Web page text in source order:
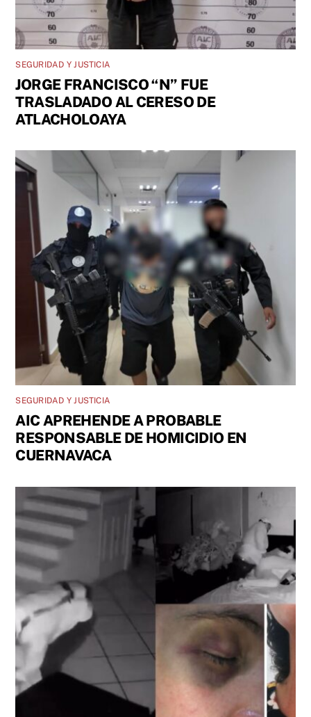
SEGURIDAD Y JUSTICIA
JORGE FRANCISCO “N” FUE
TRASLADADO AL CERESO DE
ATLACHOLOAYA
SEGURIDAD Y JUSTICIA
AIC APREHENDE A PROBABLE
RESPONSABLE DE HOMICIDIO EN
CUERNAVACA